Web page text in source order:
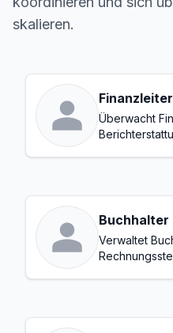
skalieren.
Finanzleiter
Überwacht
Buchhalter
Verwaltet